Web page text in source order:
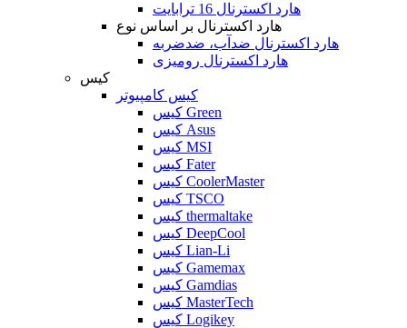
هارد اکسترنال 16 ترابایت
هارد اکسترنال بر اساس نوع
هارد اکسترنال ضدآب، ضدضربه
هارد اکسترنال رومیزی
کیس
کیس کامپیوتر
کیس Green
کیس Asus
کیس MSI
کیس Fater
کیس CoolerMaster
کیس TSCO
کیس thermaltake
کیس DeepCool
کیس Lian-Li
کیس Gamemax
کیس Gamdias
کیس MasterTech
کیس Logikey